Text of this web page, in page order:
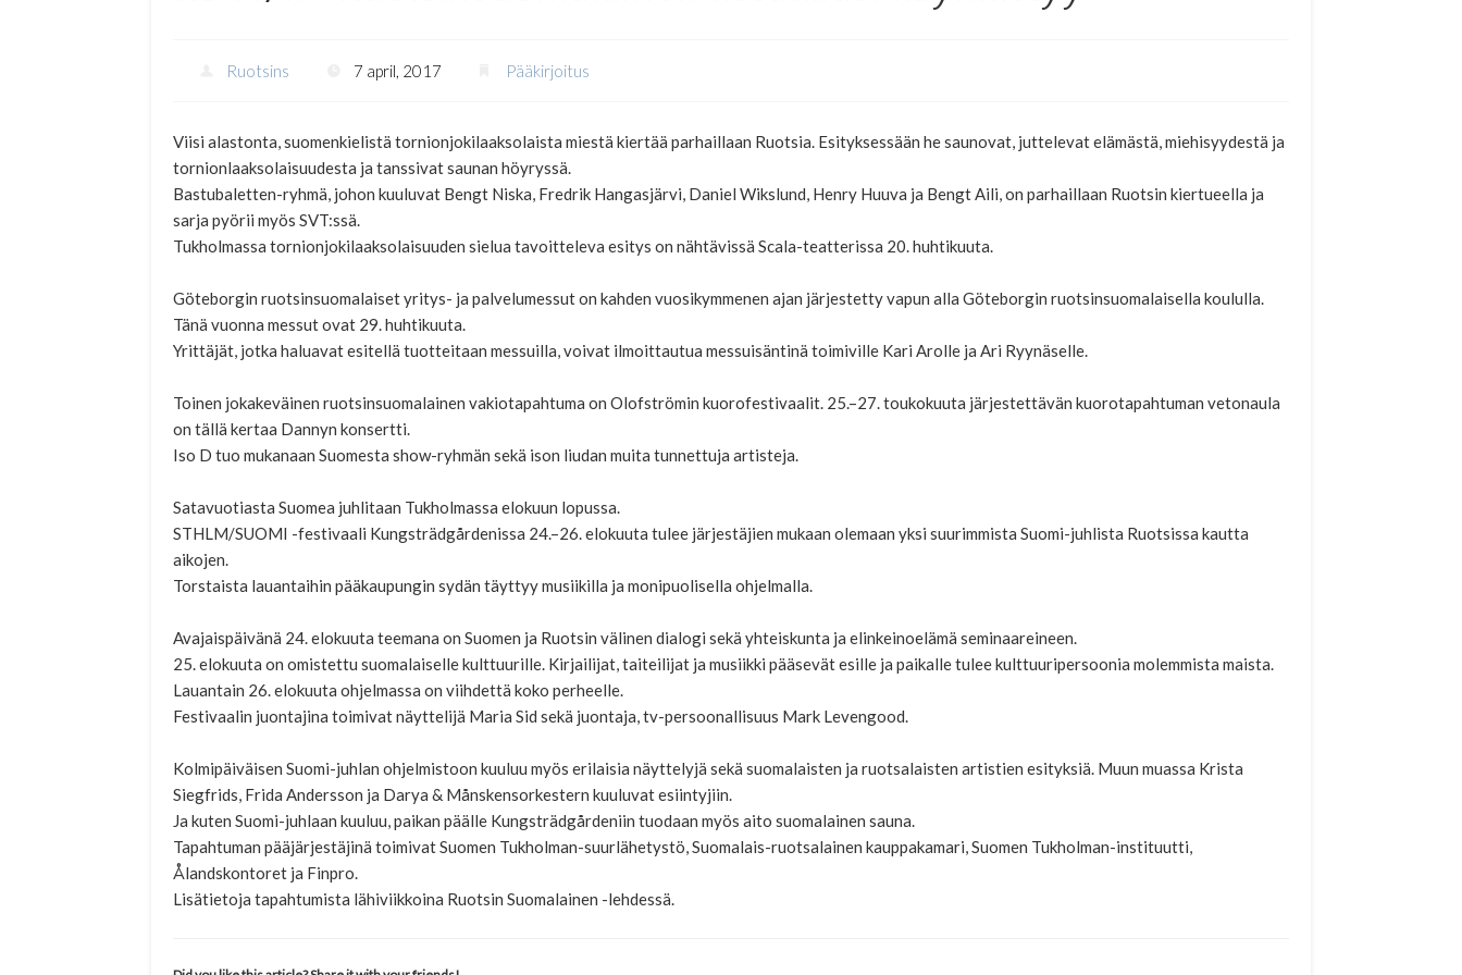
Ruotsins 7 april, 2017 Pääkirjoitus
Viisi alastonta, suomenkielistä tornionjokilaaksolaista miestä kiertää parhaillaan Ruotsia. Esityksessään he saunovat, juttelevat elämästä, miehisyydestä ja
tornionlaaksolaisuudesta ja tanssivat saunan höyryssä.
Bastubaletten-ryhmä, johon kuuluvat Bengt Niska, Fredrik Hangasjärvi, Daniel Wikslund, Henry Huuva ja Bengt Aili, on parhaillaan Ruotsin kiertueella ja
sarja pyörii myös SVT:ssä.
Tukholmassa tornionjokilaaksolaisuuden sielua tavoitteleva esitys on nähtävissä Scala-teatterissa 20. huhtikuuta.
Göteborgin ruotsinsuomalaiset yritys- ja palvelumessut on kahden vuosikymmenen ajan järjestetty vapun alla Göteborgin ruotsinsuomalaisella koululla.
Tänä vuonna messut ovat 29. huhtikuuta.
Yrittäjät, jotka haluavat esitellä tuotteitaan messuilla, voivat ilmoittautua messuisäntinä toimiville Kari Arolle ja Ari Ryynäselle.
Toinen jokakeväinen ruotsinsuomalainen vakiotapahtuma on Olofströmin kuorofestivaalit. 25.–27. toukokuuta järjestettävän kuorotapahtuman vetonaula
on tällä kertaa Dannyn konsertti.
Iso D tuo mukanaan Suomesta show-ryhmän sekä ison liudan muita tunnettuja artisteja.
Satavuotiasta Suomea juhlitaan Tukholmassa elokuun lopussa.
STHLM/SUOMI -festivaali Kungsträdgårdenissa 24.–26. elokuuta tulee järjestäjien mukaan olemaan yksi suurimmista Suomi-juhlista Ruotsissa kautta
aikojen.
Torstaista lauantaihin pääkaupungin sydän täyttyy musiikilla ja monipuolisella ohjelmalla.
Avajaispäivänä 24. elokuuta teemana on Suomen ja Ruotsin välinen dialogi sekä yhteiskunta ja elinkeinoelämä seminaareineen.
25. elokuuta on omistettu suomalaiselle kulttuurille. Kirjailijat, taiteilijat ja musiikki pääsevät esille ja paikalle tulee kulttuuripersoonia molemmista maista.
Lauantain 26. elokuuta ohjelmassa on viihdettä koko perheelle.
Festivaalin juontajina toimivat näyttelijä Maria Sid sekä juontaja, tv-persoonallisuus Mark Levengood.
Kolmipäiväisen Suomi-juhlan ohjelmistoon kuuluu myös erilaisia näyttelyjä sekä suomalaisten ja ruotsalaisten artistien esityksiä. Muun muassa Krista
Siegfrids, Frida Andersson ja Darya & Månskensorkestern kuuluvat esiintyjiin.
Ja kuten Suomi-juhlaan kuuluu, paikan päälle Kungsträdgårdeniin tuodaan myös aito suomalainen sauna.
Tapahtuman pääjärjestäjinä toimivat Suomen Tukholman-suurlähetystö, Suomalais-ruotsalainen kauppakamari, Suomen Tukholman-instituutti,
Ålandskontoret ja Finpro.
Lisätietoja tapahtumista lähiviikkoina Ruotsin Suomalainen -lehdessä.